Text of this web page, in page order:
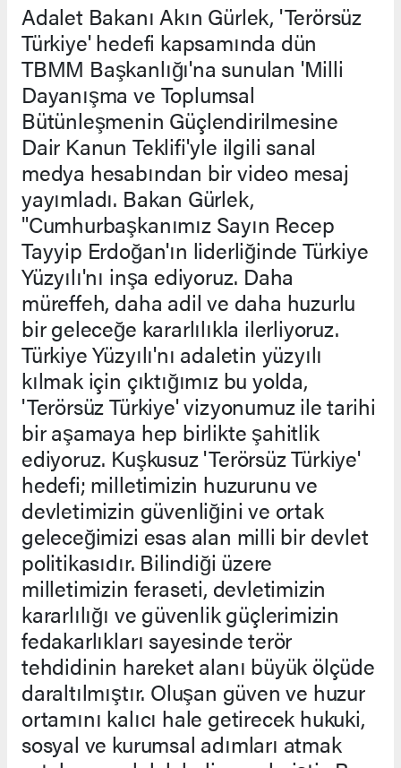
Adalet Bakanı Akın Gürlek, 'Terörsüz
Türkiye' hedefi kapsamında dün
TBMM Başkanlığı'na sunulan 'Milli
Dayanışma ve Toplumsal
Bütünleşmenin Güçlendirilmesine
Dair Kanun Teklifi'yle ilgili sanal
medya hesabından bir video mesaj
yayımladı. Bakan Gürlek,
"Cumhurbaşkanımız Sayın Recep
Tayyip Erdoğan'ın liderliğinde Türkiye
Yüzyılı'nı inşa ediyoruz. Daha
müreffeh, daha adil ve daha huzurlu
bir geleceğe kararlılıkla ilerliyoruz.
Türkiye Yüzyılı'nı adaletin yüzyılı
kılmak için çıktığımız bu yolda,
'Terörsüz Türkiye' vizyonumuz ile tarihi
bir aşamaya hep birlikte şahitlik
ediyoruz. Kuşkusuz 'Terörsüz Türkiye'
hedefi; milletimizin huzurunu ve
devletimizin güvenliğini ve ortak
geleceğimizi esas alan milli bir devlet
politikasıdır. Bilindiği üzere
milletimizin feraseti, devletimizin
kararlılığı ve güvenlik güçlerimizin
fedakarlıkları sayesinde terör
tehdidinin hareket alanı büyük ölçüde
daraltılmıştır. Oluşan güven ve huzur
ortamını kalıcı hale getirecek hukuki,
sosyal ve kurumsal adımları atmak